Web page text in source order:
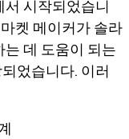
시작되었습니
켓 메이커가 솔라
데 도움이 되는
었습니다. 이러